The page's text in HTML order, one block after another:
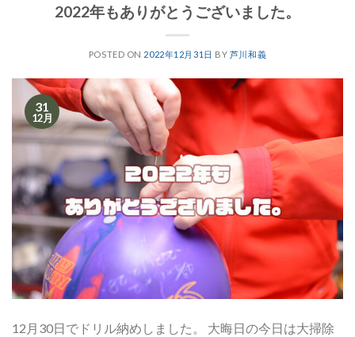
2022年もありがとうございました。
POSTED ON 2022年12月31日 BY 芦川和義
31
12月
12月30日でドリル納めしました。 大晦日の今日は大掃除